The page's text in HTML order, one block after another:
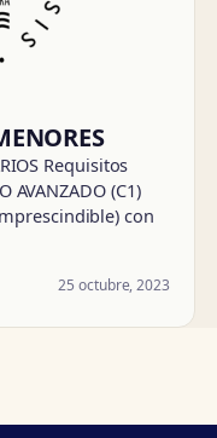
Requisitos
AVANZADO (C1)
con
25 octubre, 2023